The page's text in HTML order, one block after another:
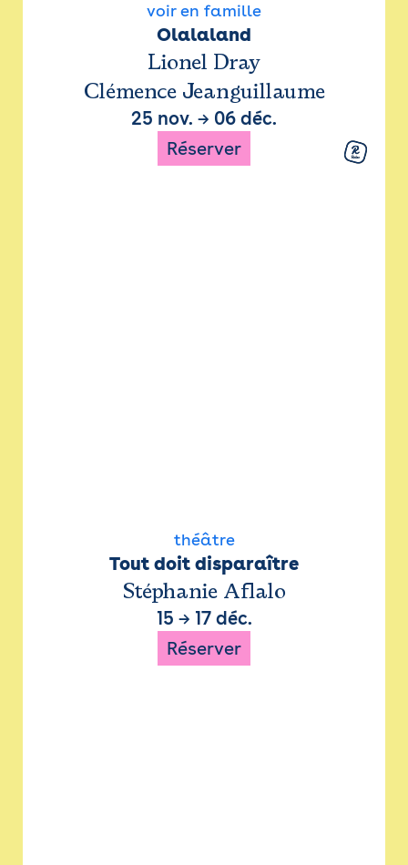
voir en famille
Olalaland
Lionel Dray
Clémence Jeanguillaume
25 nov. → 06 déc.
Réserver
théâtre
Tout doit disparaître
Stéphanie Aflalo
15 → 17 déc.
Réserver